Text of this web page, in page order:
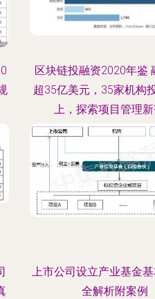
区块链投融资2020年鉴
超35亿美元，35家机构
上，探索项目管理
上市公司设立产业基金
全解析附案例